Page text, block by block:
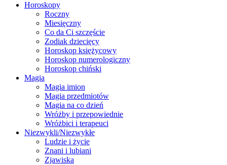
Horoskopy
Roczny
Miesięczny
Co da Ci szczęście
Zodiak dziecięcy
Horoskop księżycowy
Horoskop numerologiczny
Horoskop chiński
Magia
Magia imion
Magia przedmiotów
Magia na co dzień
Wróżby i przepowiednie
Wróżbici i terapeuci
Niezwykli/Niezwykłe
Ludzie i życie
Znani i lubiani
Zjawiska